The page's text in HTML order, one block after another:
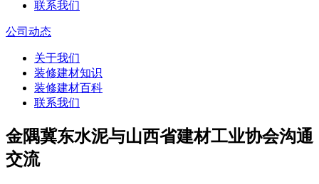
联系我们
公司动态
关于我们
装修建材知识
装修建材百科
联系我们
金隅冀东水泥与山西省建材工业协会沟通
交流